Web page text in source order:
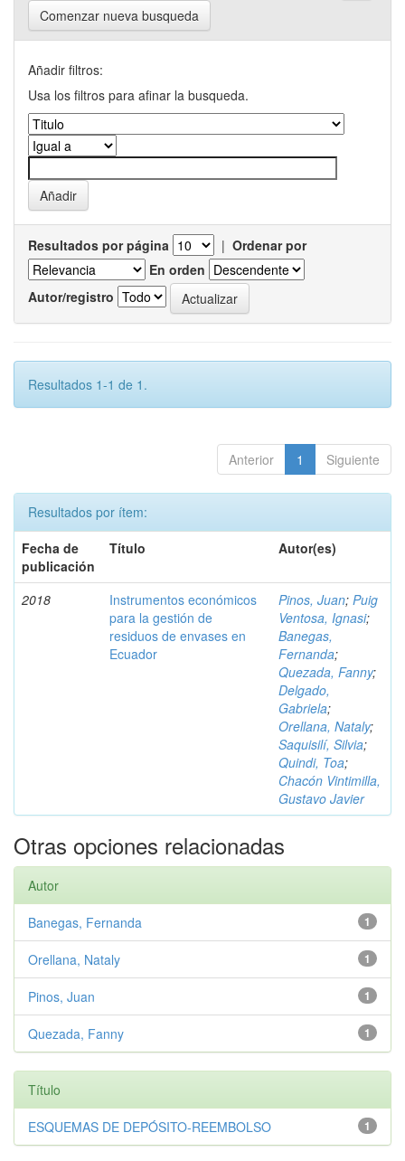
Comenzar nueva busqueda
Añadir filtros:
Usa los filtros para afinar la busqueda.
Resultados por página | Ordenar por
En orden
Autor/registro
Resultados 1-1 de 1.
Anterior 1 Siguiente
Resultados por ítem:
Fecha de
publicación
Título Autor(es)
2018
Instrumentos económicos
para la gestión de
residuos de envases en
Ecuador
Pinos, Juan; Puig
Ventosa, Ignasi;
Banegas,
Fernanda;
Quezada, Fanny;
Delgado,
Gabriela;
Orellana, Nataly;
Saquisilí, Silvia;
Quindi, Toa;
Chacón Vintimilla,
Gustavo Javier
Otras opciones relacionadas
Autor
1
Banegas, Fernanda
1
Orellana, Nataly
1
Pinos, Juan
1
Quezada, Fanny
Título
1
ESQUEMAS DE DEPÓSITO-REEMBOLSO